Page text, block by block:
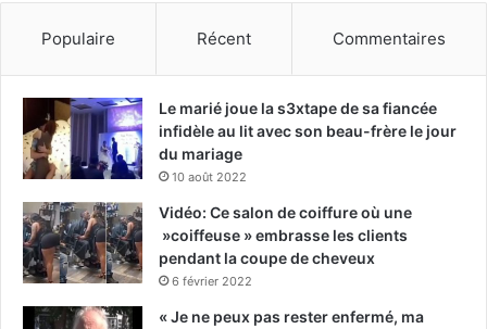
Populaire Récent Commentaires
Le marié joue la s3xtape de sa fiancée
infidèle au lit avec son beau-frère le jour
du mariage
10 août 2022
Vidéo: Ce salon de coiffure où une
»coiffeuse » embrasse les clients
pendant la coupe de cheveux
6 février 2022
« Je ne peux pas rester enfermé, ma